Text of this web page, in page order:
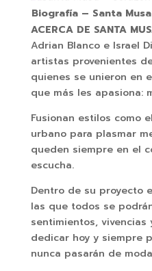
Biografía – Santa
ACERCA DE SANTA
Adrian Blanco e Israel
artistas provenientes
quienes se unieron en
que más les apasiona:
Fusionan estilos como
urbano para plasmar
queden siempre en el
escucha.
Dentro de su proyecto
las que todos se
sentimientos,
dedicar hoy y siempre
nunca pasarán de